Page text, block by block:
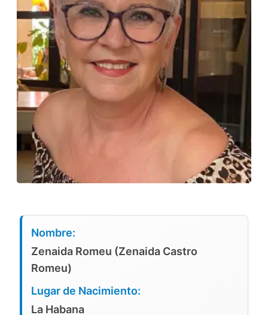
Nombre:
Zenaida Romeu (Zenaida Castro
Romeu)
Lugar de Nacimiento:
La Habana